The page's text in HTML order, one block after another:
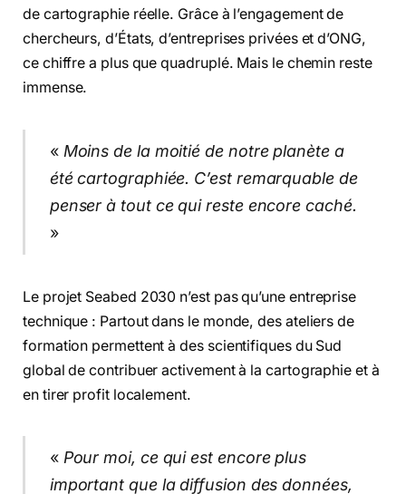
de cartographie réelle. Grâce à l’engagement de
chercheurs, d’États, d’entreprises privées et d’ONG,
ce chiffre a plus que quadruplé. Mais le chemin reste
immense.
« Moins de la moitié de notre planète a
été cartographiée. C’est remarquable de
penser à tout ce qui reste encore caché.
»
Le projet Seabed 2030 n’est pas qu’une entreprise
technique : Partout dans le monde, des ateliers de
formation permettent à des scientifiques du Sud
global de contribuer activement à la cartographie et à
en tirer profit localement.
« Pour moi, ce qui est encore plus
important que la diffusion des données,